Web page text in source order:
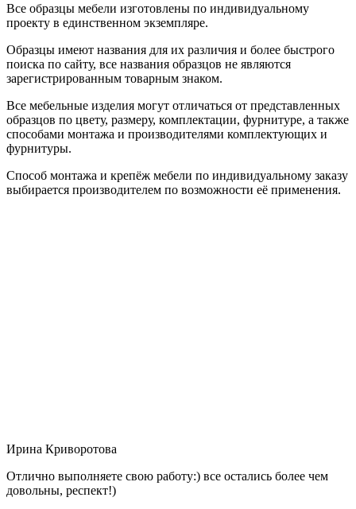
Все образцы мебели изготовлены по индивидуальному
проекту в единственном экземпляре.
Образцы имеют названия для их различия и более быстрого
поиска по сайту, все названия образцов не являются
зарегистрированным товарным знаком.
Все мебельные изделия могут отличаться от представленных
образцов по цвету, размеру, комплектации, фурнитуре, а также
способами монтажа и производителями комплектующих и
фурнитуры.
Способ монтажа и крепёж мебели по индивидуальному заказу
выбирается производителем по возможности её применения.
Ирина Криворотова
Отлично выполняете свою работу:) все остались более чем
довольны, респект!)